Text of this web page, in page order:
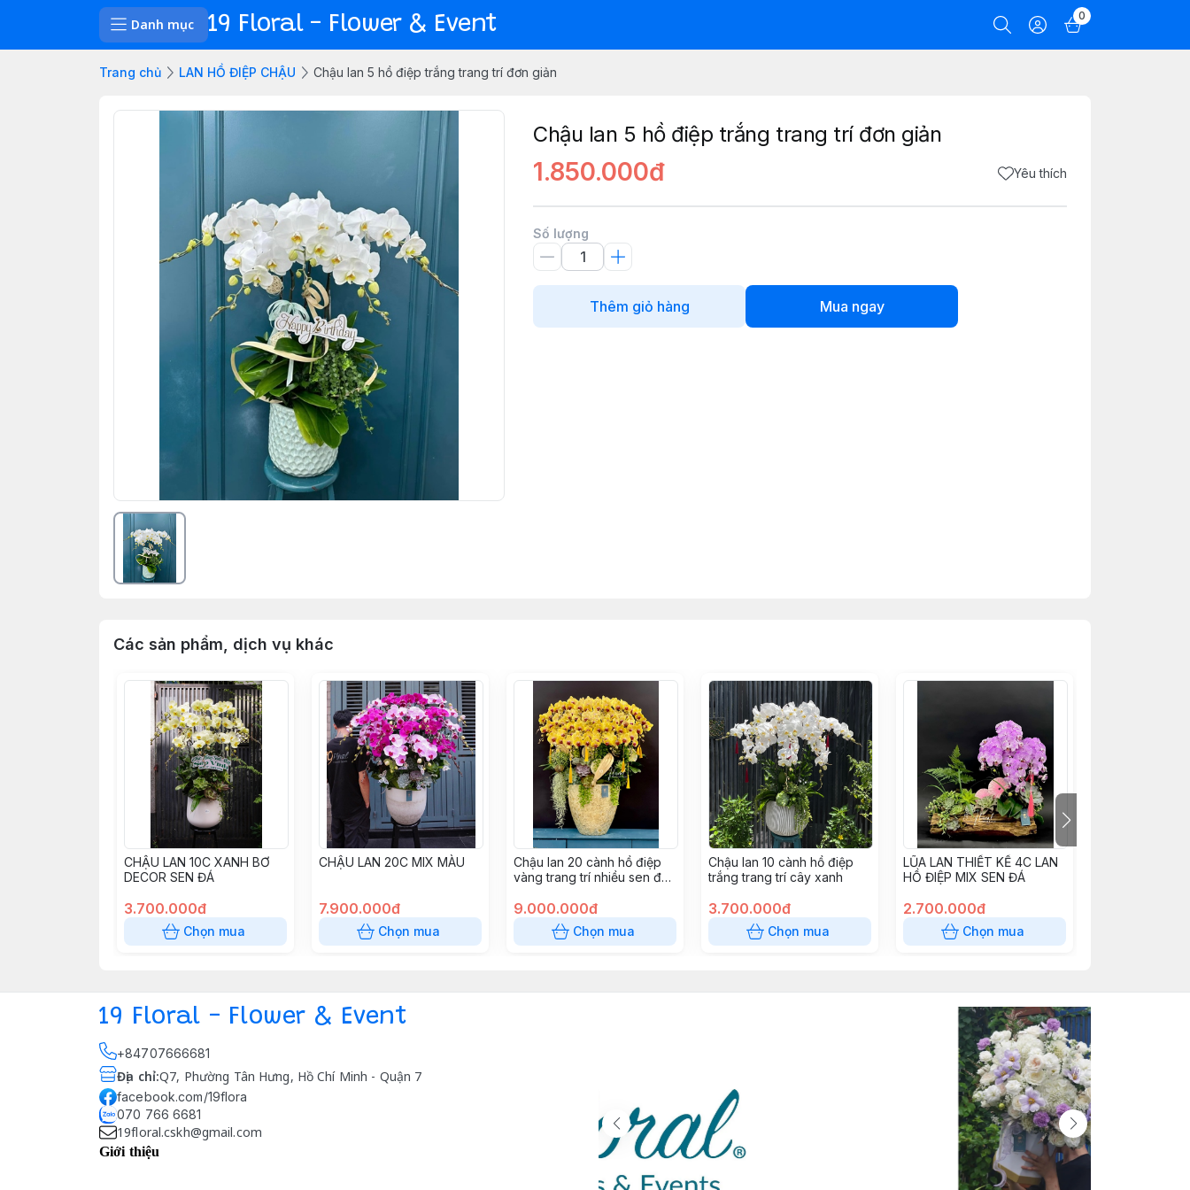
Danh mục 19 Floral - Flower & Event 0
Trang chủ LAN HỒ ĐIỆP CHẬU Chậu lan 5 hồ điệp trắng trang trí đơn giản
Chậu lan 5 hồ điệp trắng trang trí đơn giản
1.850.000đ Yêu thích
Số lượng
Thêm giỏ hàng Mua ngay
Các sản phẩm, dịch vụ khác
CHẬU LAN 10C XANH BƠ
DECOR SEN ĐÁ
3.700.000đ
Chọn mua
CHẬU LAN 20C MIX MÀU
7.900.000đ
Chọn mua
Chậu lan 20 cành hồ điệp
vàng trang trí nhiều sen đá
trai cao cấp
9.000.000đ
Chọn mua
Chậu lan 10 cành hồ điệp
trắng trang trí cây xanh
3.700.000đ
Chọn mua
LŨA LAN THIẾT KẾ 4C LAN
HỒ ĐIỆP MIX SEN ĐÁ
2.700.000đ
Chọn mua
19 Floral - Flower & Event
+84707666681
Địa chỉ:Q7, Phường Tân Hưng, Hồ Chí Minh - Quận 7
facebook.com/19flora
070 766 6681
19floral.cskh@gmail.com
Giới thiệu